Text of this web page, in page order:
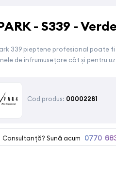
- S339 -
339 pieptene profesional poate
de infrumusețare cât și pentru
Cod produs: 00002281
Consultanță? Sună acum 0770